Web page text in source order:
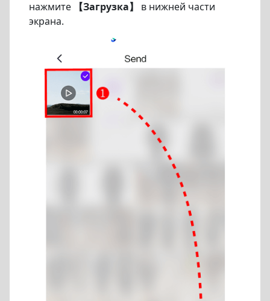
нажмите
【Загрузка】
в нижней части
экрана.